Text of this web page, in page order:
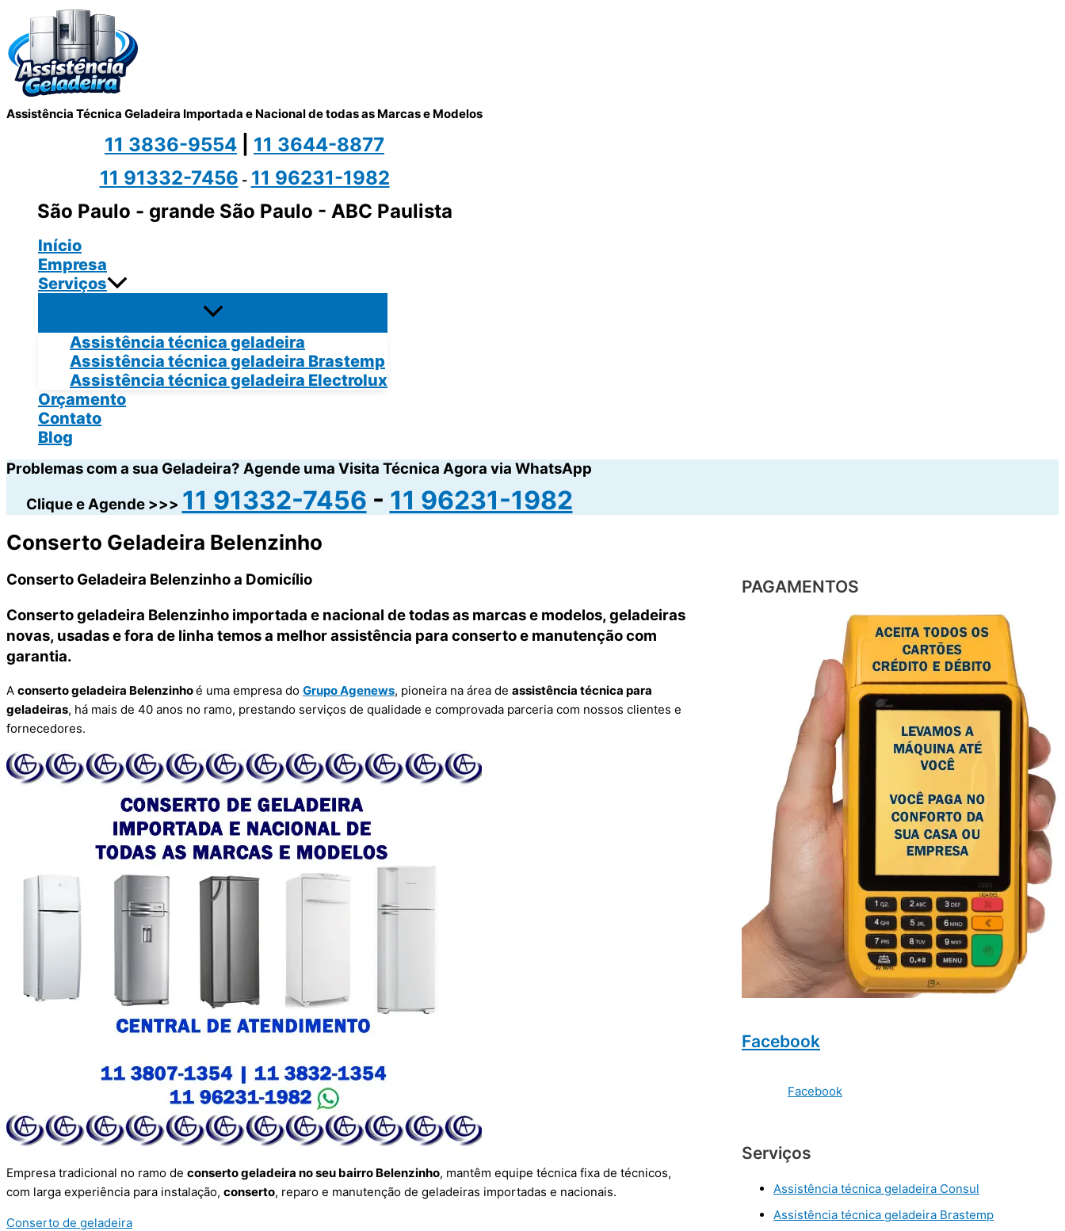
para
o
conteúdo
Assistência Técnica Geladeira Importada e Nacional de todas as Marcas e Modelos
11 3836-9554
11 3644-8877
11 91332-7456 - 11 96231-1982
São Paulo - grande São Paulo - ABC Paulista
Início
Empresa
Serviços
Assistência técnica geladeira
Assistência técnica geladeira Brastemp
Assistência técnica geladeira Electrolux
Orçamento
Contato
Blog
Problemas com a sua Geladeira? Agende uma Visita Técnica Agora via WhatsApp
Clique e Agende >>> 11 91332-7456 - 11 96231-1982
Conserto Geladeira Belenzinho
Conserto Geladeira Belenzinho a Domicílio
Conserto geladeira Belenzinho importada e nacional de todas as marcas e modelos, geladeiras
novas, usadas e fora de linha temos a melhor assistência para conserto e manutenção com
garantia.
A conserto geladeira Belenzinhoé uma empresa do Grupo Agenews, pioneira na área de assistência técnica para
geladeiras, há mais de 40 anos no ramo, prestando serviços de qualidade e comprovada parceria com nossos clientes e
fornecedores.
Empresa tradicional no ramo de conserto geladeira no seu bairro Belenzinho, mantêm equipe técnica fixa de técnicos,
com larga experiência para instalação, conserto, reparo e manutenção de geladeiras importadas e nacionais.
Conserto de geladeira
PAGAMENTOS
Facebook
Facebook
Serviços
Assistência técnica geladeira Consul
Assistência técnica geladeira Brastemp